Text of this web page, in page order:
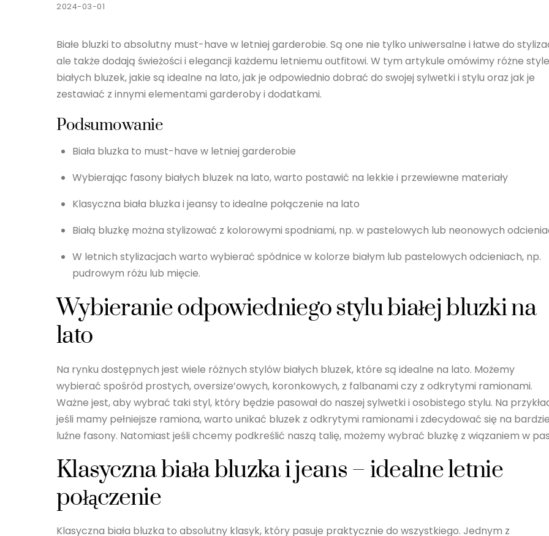
2024-03-01
Białe bluzki to absolutny must-have w letniej garderobie. Są one nie tylko uniwersalne i łatwe do
ale także dodają świeżości i elegancji każdemu letniemu outfitowi. W tym artykule omówimy różne style
białych bluzek, jakie są idealne na lato, jak je odpowiednio dobrać do swojej sylwetki i stylu oraz jak je
zestawiać z innymi elementami garderoby i dodatkami.
Podsumowanie
Biała bluzka to must-have w letniej garderobie
Wybierając fasony białych bluzek na lato, warto postawić na lekkie i przewiewne materiały
Klasyczna biała bluzka i jeansy to idealne połączenie na lato
Białą bluzkę można stylizować z kolorowymi spodniami, np. w pastelowych lub neonowych
W letnich stylizacjach warto wybierać spódnice w kolorze białym lub pastelowych odcieniach, np.
pudrowym różu lub mięcie.
Wybieranie odpowiedniego stylu białej bluzki na
lato
Na rynku dostępnych jest wiele różnych stylów białych bluzek, które są idealne na lato. Możemy
wybierać spośród prostych, oversize’owych, koronkowych, z falbanami czy z odkrytymi ramionami.
Ważne jest, aby wybrać taki styl, który będzie pasował do naszej sylwetki i osobistego stylu. Na
jeśli mamy pełniejsze ramiona, warto unikać bluzek z odkrytymi ramionami i zdecydować się na
luźne fasony. Natomiast jeśli chcemy podkreślić naszą talię, możemy wybrać bluzkę z wiązaniem w
Klasyczna biała bluzka i jeans – idealne letnie
połączenie
Klasyczna biała bluzka to absolutny klasyk, który pasuje praktycznie do wszystkiego. Jednym z